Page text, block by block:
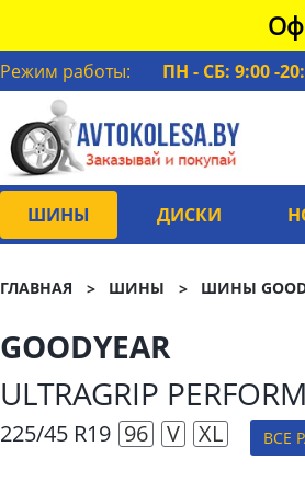
Режим работы: ПН - СБ: 9:00 -
ШИНЫ ДИСКИ
ГЛАВНАЯ ШИНЫ ШИНЫ
GOODYEAR
ULTRAGRIP
225/45 R19 96 V XL ВСЕ